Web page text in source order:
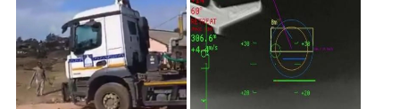
ヨーロッパ人ついに気づきはじめる「夏ってエアコ
ン無いと暑いわ」
パさん「中国が日本を占領するのってすごく簡単だ
と思うよ。西日本の原発にミサイルを撃ち込めばい